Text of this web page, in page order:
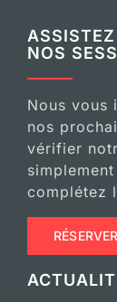
NOS
Nous vous
nos
vérifier
complétez